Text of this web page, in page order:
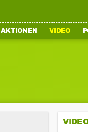
AKTIONEN VIDEO